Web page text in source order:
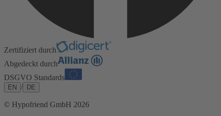
Zertifiziert durch
Abgedeckt durch
DSGVO Standards
EN / DE
© Hypofriend GmbH 2026